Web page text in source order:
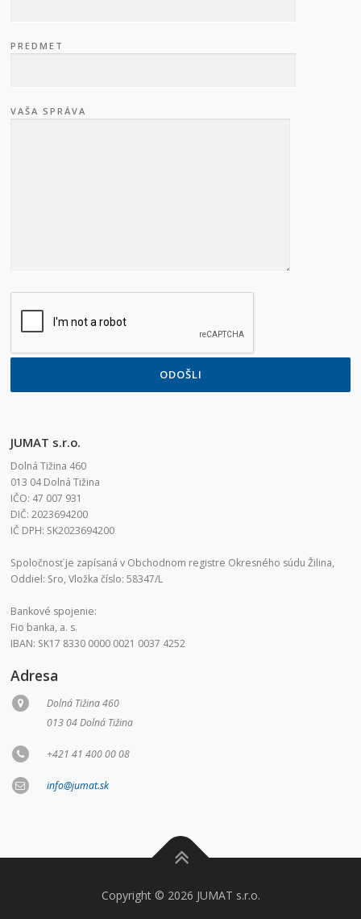
PREDMET
VAŠA SPRÁVA
JUMAT s.r.o.
Dolná Tižina 460
013 04 Dolná Tižina
IČO: 47 007 931
DIČ: 2023694200
IČ DPH: SK2023694200
Spoločnosť je zapísaná v Obchodnom registre Okresného súdu Žilina,
Oddiel: Sro, Vložka číslo: 58347/L
Bankové spojenie:
Fio banka, a. s.
IBAN: SK17 8330 0000 0021 0037 4252
Adresa
Dolná Tižina 460
013 04 Dolná Tižina
+421 41 400 00 08
info@jumat.sk
Copyright © 2026 JUMAT s.r.o.